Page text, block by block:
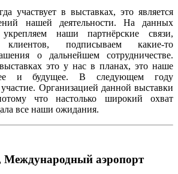
участвует в выставках, это является
нашей деятельности. На данных
наши партнёрские связи,
подписываем какие-то
о дальнейшем сотрудничестве.
это у нас в планах, это наше
и будущее. В следующем году
Организацией данной выставки
что настолько широкий охват
все наши ожидания.
Международный аэропорт